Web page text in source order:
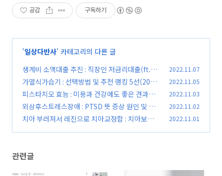
공감 구독하기
'일상다반사' 카테고리의 다른 글
생계비 소액대출 추진 : 직장인 저금리대출(ft.정
부지원서민대출) (0)
2022.11.07
가열식가습기 : 선택방법 및 추천 랭킹 5선(2022
년 11월자) (0)
2022.11.05
피스타치오 효능 : 미용과 건강에도 좋은 견과류
의 여왕 (0)
2022.11.03
외상후스트레스장애 : PTSD 뜻 증상 원인 및 치
료법 (0)
2022.11.02
치아 부러져서 레진으로 치아교정함 : 치아보존치
2022.11.01
관련글